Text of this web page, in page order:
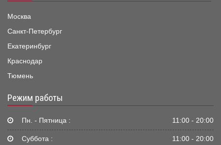
Москва
Санкт-Петербург
Екатеринбург
Краснодар
Тюмень
Режим работы
Пн. - Пятница : 11:00 - 20:00
Суббота : 11:00 - 20:00